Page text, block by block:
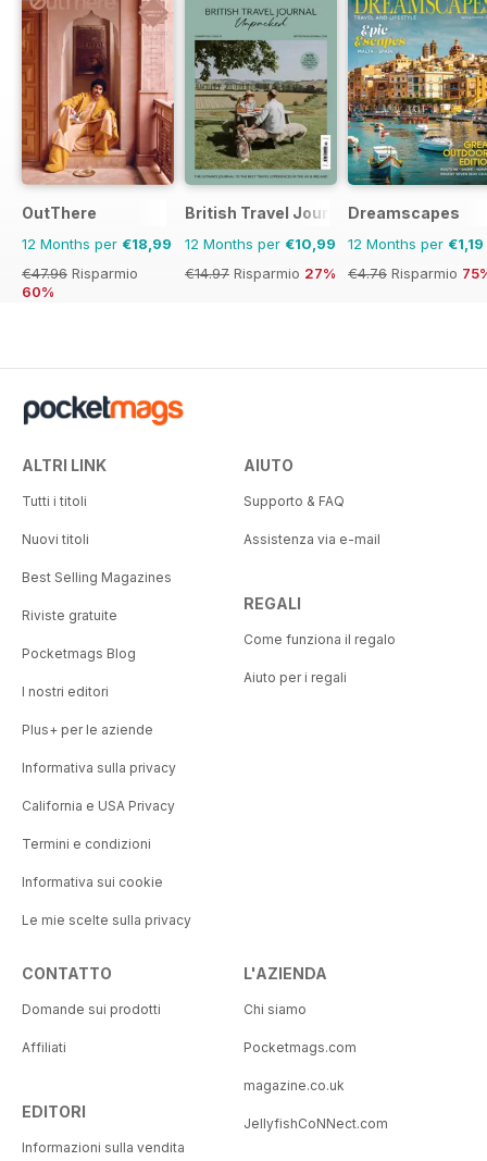
OutThere
12 Months per €18,99
€47.96 Risparmio
60%
British Travel Journal
12 Months per €10,99
€14.97 Risparmio 27%
Dreamscapes
12 Months per €1,19
€4.76 Risparmio
ALTRI LINK
Tutti i titoli
Nuovi titoli
Best Selling Magazines
Riviste gratuite
Pocketmags Blog
I nostri editori
Plus+ per le aziende
Informativa sulla privacy
California e USA Privacy
Termini e condizioni
Informativa sui cookie
Le mie scelte sulla privacy
AIUTO
Supporto & FAQ
Assistenza via e-mail
REGALI
Come funziona il regalo
Aiuto per i regali
CONTATTO
Domande sui prodotti
Affiliati
EDITORI
Informazioni sulla vendita
L'AZIENDA
Chi siamo
Pocketmags.com
magazine.co.uk
JellyfishCoNNect.com